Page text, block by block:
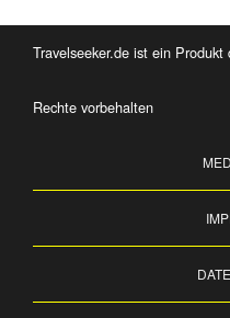
Travelseeker.de ist ein
Rechte vorbehalten